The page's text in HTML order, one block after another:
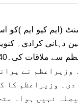
(ایم کیو ایم )کو
دہانی کرادی۔
وزیراعظم نے
دی۔ وزیراعظم
نہیں ہوا۔